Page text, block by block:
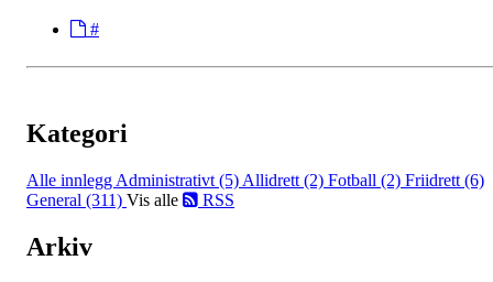
#
Kategori
Alle innlegg Administrativt (5) Allidrett (2) Fotball (2) Friidrett (6)
General (311) Vis alle RSS
Arkiv